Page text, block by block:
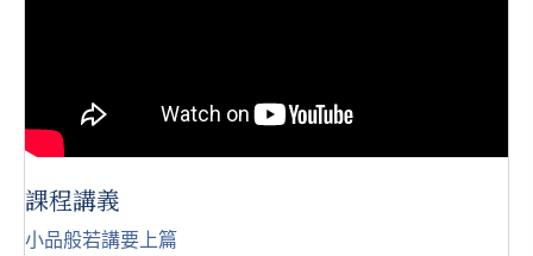
課程講義
小品般若講要上篇